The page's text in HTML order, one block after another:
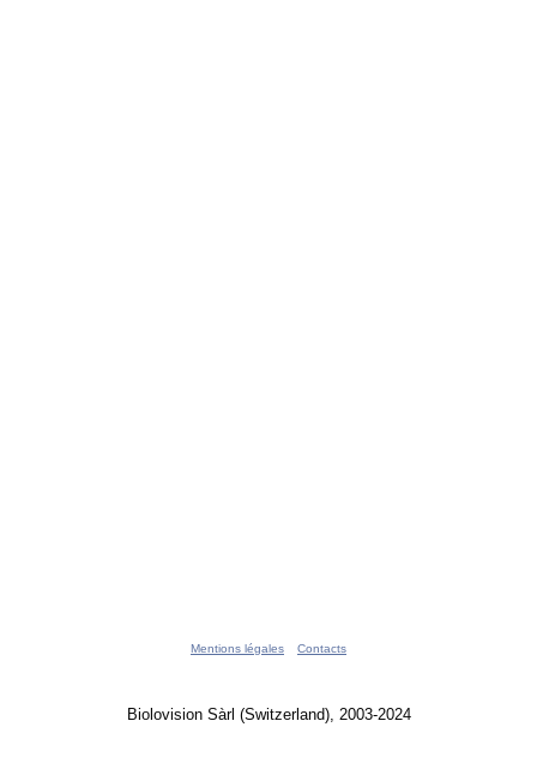
Mentions légales Contacts
Biolovision Sàrl (Switzerland), 2003-2024